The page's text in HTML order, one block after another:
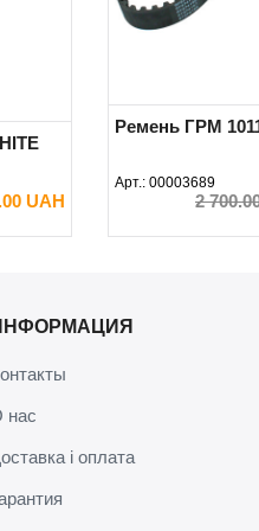
UAH
Ремень ГРМ
Арт.: 00003689
2
В
нас
і оплата